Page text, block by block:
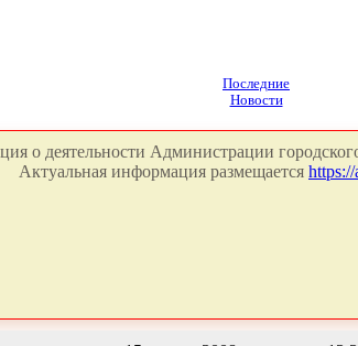
Последние
Новости
о деятельности Администрации
Актуальная информация размещается